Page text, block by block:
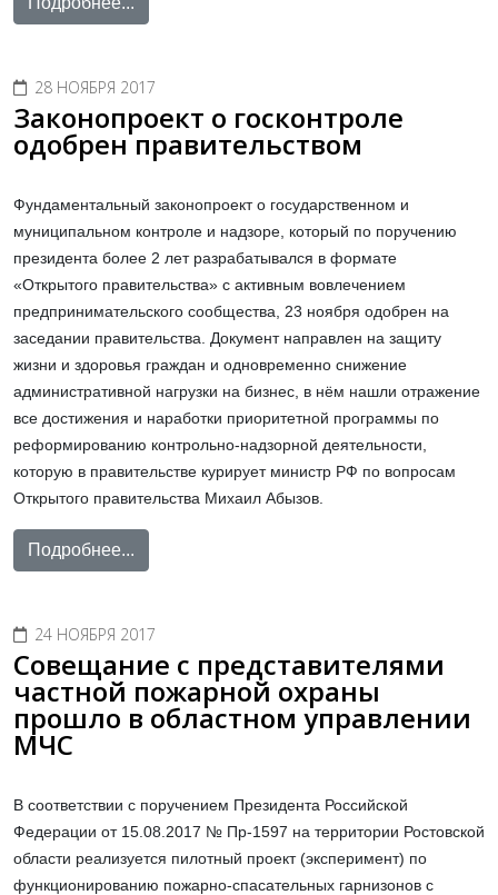
28 НОЯБРЯ 2017
Законопроект о госконтроле
одобрен правительством
Фундаментальный законопроект о государственном и
муниципальном контроле и надзоре, который по поручению
президента более 2 лет разрабатывался в формате
«Открытого правительства» с активным вовлечением
предпринимательского сообщества, 23 ноября одобрен на
заседании правительства. Документ направлен на защиту
жизни и здоровья граждан и одновременно снижение
административной нагрузки на бизнес, в нём нашли отражение
все достижения и наработки приоритетной программы по
реформированию контрольно-надзорной деятельности,
которую в правительстве курирует министр РФ по вопросам
Открытого правительства Михаил Абызов.
Подробнее...
24 НОЯБРЯ 2017
Совещание с представителями
частной пожарной охраны
прошло в областном управлении
МЧС
В соответствии с поручением Президента Российской
Федерации от 15.08.2017 № Пр-1597 на территории Ростовской
области реализуется пилотный проект (эксперимент) по
функционированию пожарно-спасательных гарнизонов с